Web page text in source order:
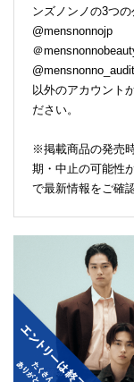
ンズノンノの3つ
@mensnonnojp
＠
以外のアカウント
ださい。
※掲載商品の発売
期・中止の可能性
で最新情報をご確